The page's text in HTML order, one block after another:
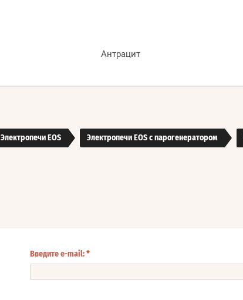
Антрацит
Электропечи EOS Электропечи EOS с парогенератором
Введите e-mail: *